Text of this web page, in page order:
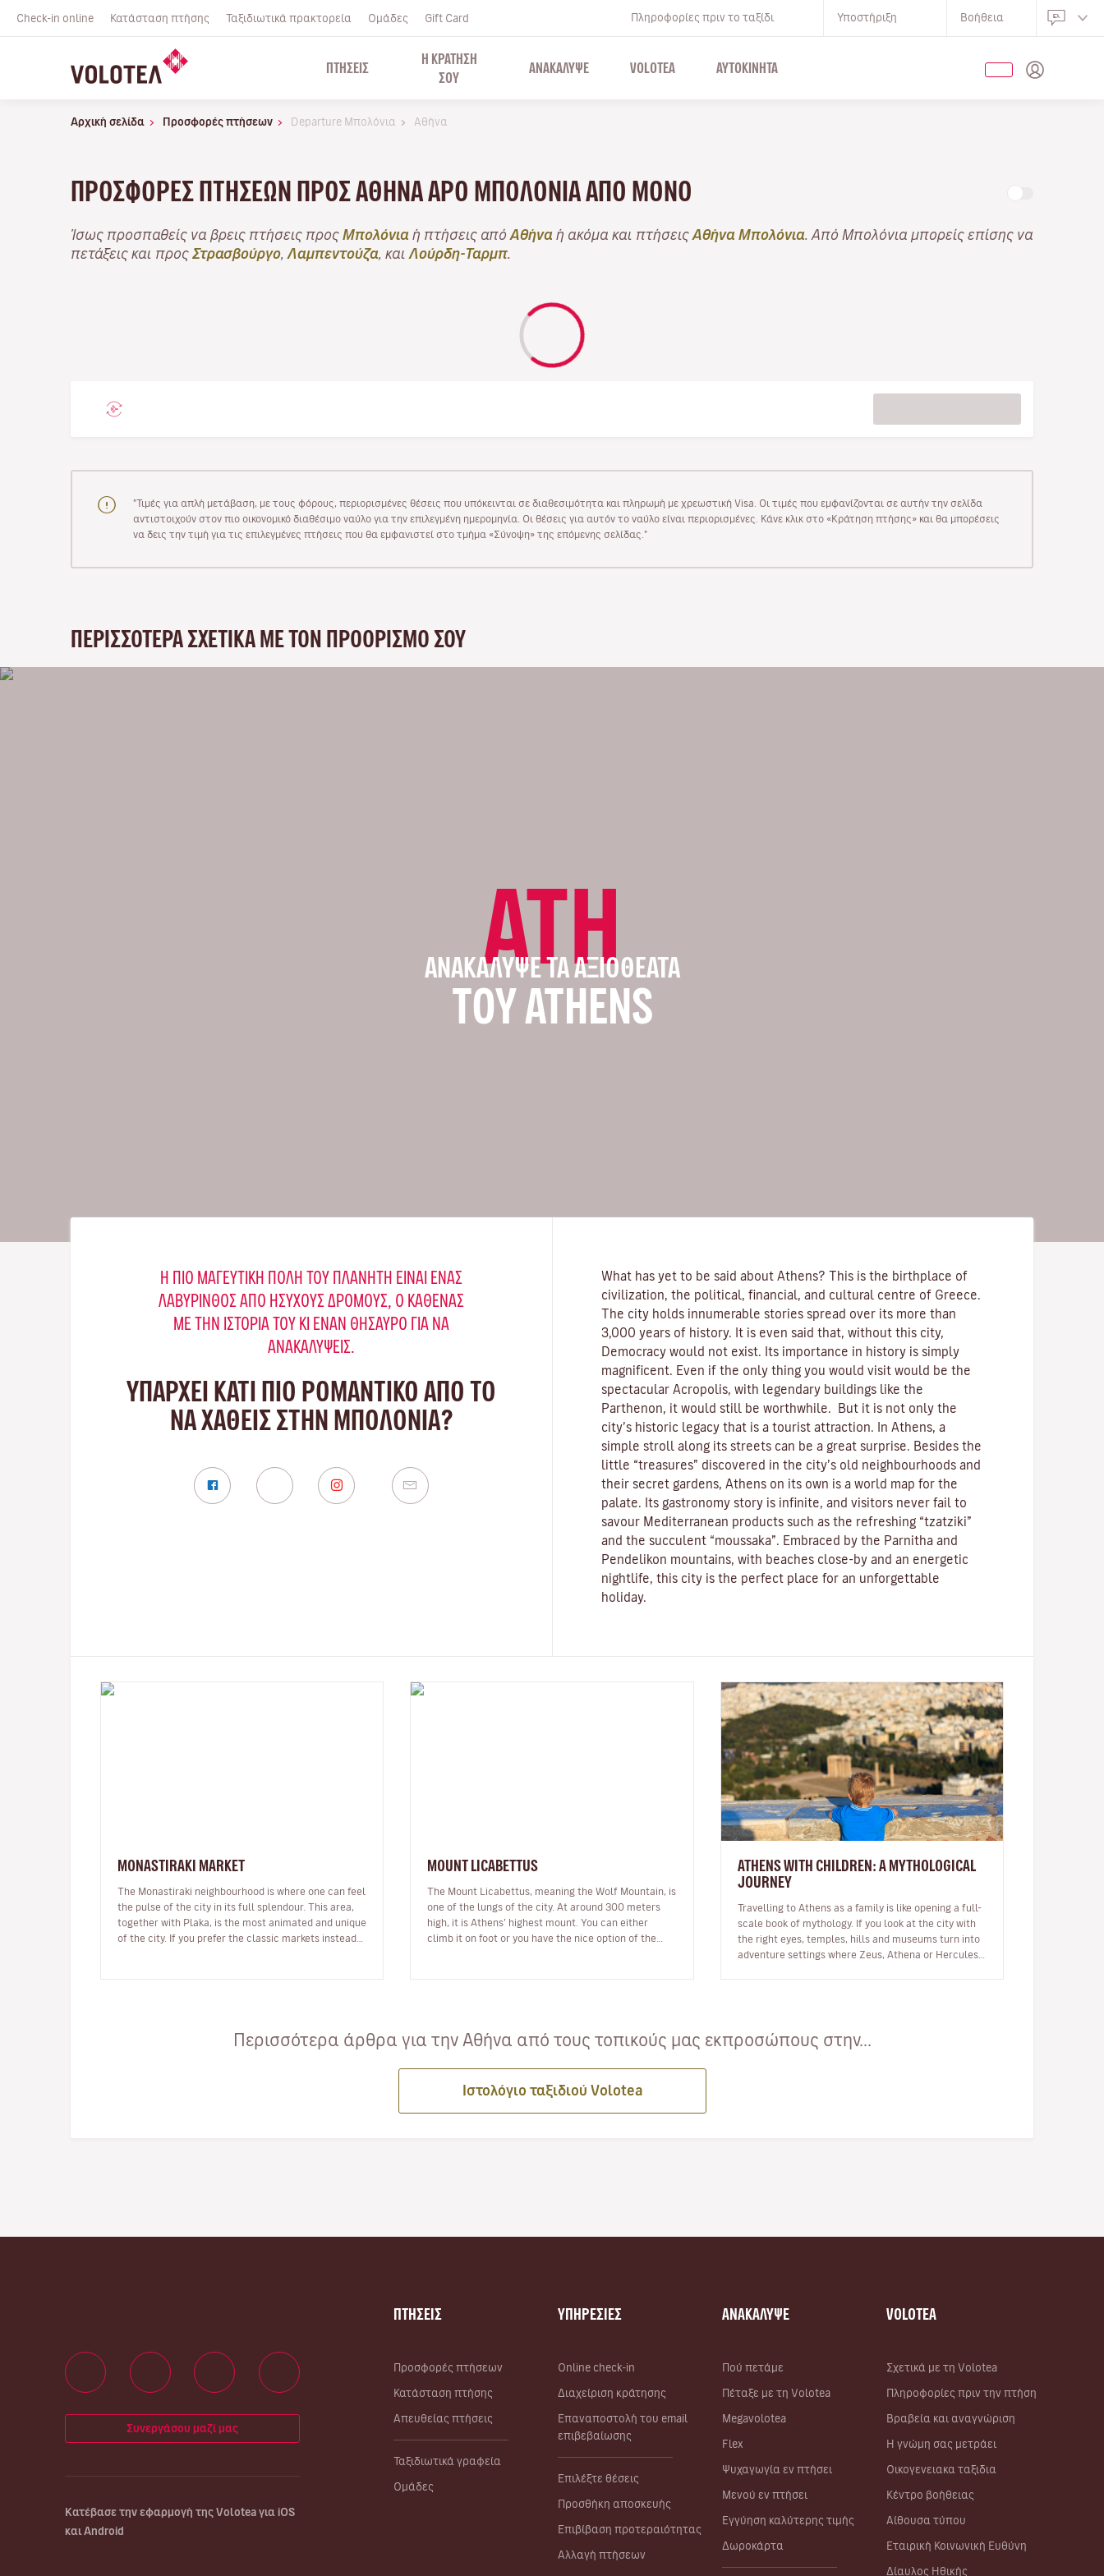
Check-in online Κατάσταση πτήσης Ταξιδιωτικά πρακτορεία Ομάδες Gift Card Πληροφορίες πριν το ταξίδι Υποστήριξη Βοήθεια
ΠΤΉΣΕΙΣ
Η ΚΡΑΤΗΣΗ
ΣΟΥ
ΑΝΑΚΑΛΥΨΕ VOLOTEA ΑΥΤΟΚΊΝΗΤΑ
Αρχική σελίδα Προσφορές πτήσεων Departure Μπολόνια Αθήνα
ΠΡΟΣΦΟΡΈΣ ΠΤΉΣΕΩΝ ΠΡΟΣ ΑΘΉΝΑ APO ΜΠΟΛΌΝΙΑ ΑΠΌ ΜΌΝΟ
Ίσως προσπαθείς να βρεις πτήσεις προς Μπολόνια ή πτήσεις από Αθήνα ή ακόμα και πτήσεις Αθήνα Μπολόνια . Από Μπολόνια μπορείς επίσης να
πετάξεις και προς Στρασβούργο Λαμπεντούζα , και Λούρδη-Ταρμπ
"Τιμές για απλή μετάβαση, με τους φόρους, περιορισμένες θέσεις που υπόκεινται σε διαθεσιμότητα και πληρωμή με χρεωστική Visa. Οι τιμές που εμφανίζονται σε αυτήν την σελίδα
αντιστοιχούν στον πιο οικονομικό διαθέσιμο ναύλο για την επιλεγμένη ημερομηνία. Οι θέσεις για αυτόν το ναύλο είναι περιορισμένες. Κάνε κλικ στο «Κράτηση πτήσης» και θα μπορέσεις
να δεις την τιμή για τις επιλεγμένες πτήσεις που θα εμφανιστεί στο τμήμα «Σύνοψη» της επόμενης σελίδας."
ΠΕΡΙΣΣΌΤΕΡΑ ΣΧΕΤΙΚΆ ΜΕ ΤΟΝ ΠΡΟΟΡΙΣΜΌ ΣΟΥ
ATH
ΑΝΑΚΆΛΥΨΕ ΤΑ ΑΞΙΟΘΈΑΤΑ
ΤΟΥ ATHENS
Η ΠΙΟ ΜΑΓΕΥΤΙΚΉ ΠΌΛΗ ΤΟΥ ΠΛΑΝΉΤΗ ΕΊΝΑΙ ΈΝΑΣ
ΛΑΒΎΡΙΝΘΟΣ ΑΠΌ ΉΣΥΧΟΥΣ ΔΡΌΜΟΥΣ, Ο ΚΑΘΈΝΑΣ
ΜΕ ΤΗΝ ΙΣΤΟΡΊΑ ΤΟΥ ΚΙ ΈΝΑΝ ΘΗΣΑΥΡΌ ΓΙΑ ΝΑ
ΑΝΑΚΑΛΎΨΕΙΣ.
ΥΠΑΡΧΕΙ ΚΑΤΙ ΠΙΟ ΡΟΜΑΝΤΙΚΟ ΑΠΟ ΤΟ
ΝΑ ΧΑΘΕΙΣ ΣΤΗΝ ΜΠΟΛΌΝΙΑ?
What has yet to be said about Athens? This is the birthplace of
civilization, the political, financial, and cultural centre of Greece.
The city holds innumerable stories spread over its more than
3,000 years of history. It is even said that, without this city,
Democracy would not exist. Its importance in history is simply
magnificent. Even if the only thing you would visit would be the
spectacular Acropolis, with legendary buildings like the
Parthenon, it would still be worthwhile. But it is not only the
city’s historic legacy that is a tourist attraction. In Athens, a
simple stroll along its streets can be a great surprise. Besides the
little “treasures” discovered in the city’s old neighbourhoods and
their secret gardens, Athens on its own is a world map for the
palate. Its gastronomy story is infinite, and visitors never fail to
savour Mediterranean products such as the refreshing “tzatziki”
and the succulent “moussaka”.
Embraced by the Parnitha and
Pendelikon mountains, with beaches close-by and an energetic
nightlife, this city is the perfect place for an unforgettable
holiday.
MONASTIRAKI MARKET
The Monastiraki neighbourhood is where one can feel
the pulse of the city in its full splendour. This area,
together with Plaka, is the most animated and unique
of the city. If you prefer the classic markets instead
MOUNT LICABETTUS
The Mount Licabettus, meaning the Wolf Mountain, is
one of the lungs of the city. At around 300 meters
high, it is Athens’ highest mount. You can either
climb it on foot or you have the nice option of the
ATHENS WITH CHILDREN: A MYTHOLOGICAL
JOURNEY
Travelling to Athens as a family is like opening a full-
scale book of mythology. If you look at the city with
the right eyes, temples, hills and museums turn into
adventure settings where Zeus, Athena or Hercules
Περισσότερα άρθρα για την Αθήνα από τους τοπικούς μας εκπροσώπους στην...
Ιστολόγιο ταξιδιού Volotea
ΠΤΗΣΕΙΣ
Προσφορές πτήσεων
Κατάσταση πτήσης
Απευθείας πτήσεις
Ταξιδιωτικά γραφεία
Ομάδες
ΥΠΗΡΕΣΙΕΣ
Online check-in
Διαχείριση κράτησης
Επαναποστολή του email
επιβεβαίωσης
Επιλέξτε θέσεις
Προσθήκη αποσκευής
Επιβίβαση προτεραιότητας
Αλλαγή πτήσεων
ΑΝΑΚΑΛΥΨΕ
Πού πετάμε
Πέταξε με τη Volotea
Megavolotea
Flex
Ψυχαγωγία εν πτήσει
Μενού εν πτήσει
Εγγύηση καλύτερης τιμής
Δωροκάρτα
VOLOTEA
Σχετικά με τη Volotea
Πληροφορίες πριν την πτήση
Βραβεία και αναγνώριση
Η γνώμη σας μετράει
Οικογενειακα ταξιδια
Κέντρο βοήθειας
Αίθουσα τύπου
Εταιρική Κοινωνική Ευθύνη
Δίαυλος Ηθικής
Συνεργάσου μαζί μας
Κατέβασε την εφαρμογή της Volotea για iOS
και Android